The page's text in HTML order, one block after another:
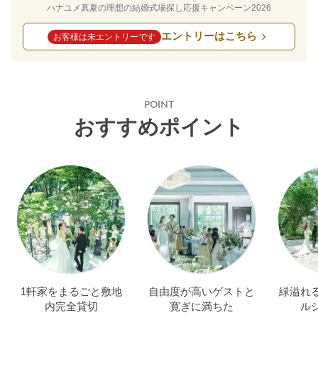
ハナユメ真夏の理想の結婚式場探し応援キャンペーン2026
お客様は未エントリーです エントリーはこちら
POINT
おすすめポイント
1軒家をまるごと敷地
内完全貸切
自由度が高いゲストと
寛ぎに満ちた
緑溢れ
ル